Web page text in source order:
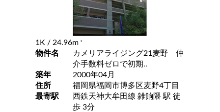
1K / 24.96m 2
物件名
カメリアライジング21麦野 仲
介手数料ゼロで初期..
築年
2000年04月
住所
福岡県福岡市博多区麦野4丁目
最寄駅
西鉄天神大牟田線 雑餉隈 駅 徒
歩 3分